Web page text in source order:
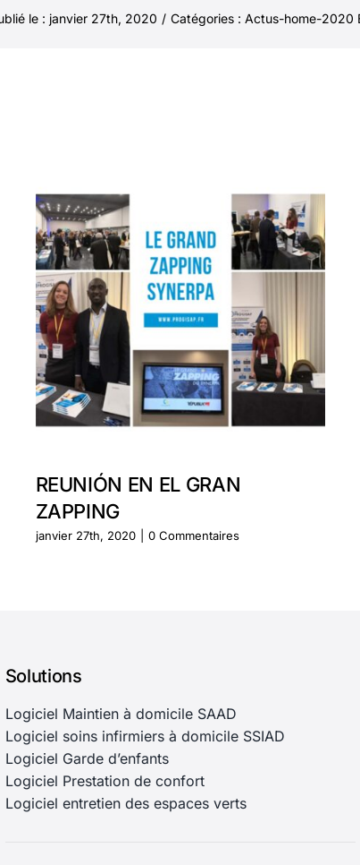
le : janvier 27th, 2020 / Catégories : Actus-home-2020
REUNIÓN EN EL GRAN
ZAPPING
janvier 27th, 2020 0 Commentaires
Solutions
Logiciel Maintien à domicile SAAD
Logiciel soins infirmiers à domicile SSIAD
Logiciel Garde d’enfants
Logiciel Prestation de confort
Logiciel entretien des espaces verts